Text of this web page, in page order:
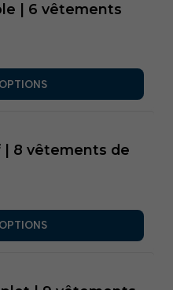
| 6 vêtements
| 8 vêtements de